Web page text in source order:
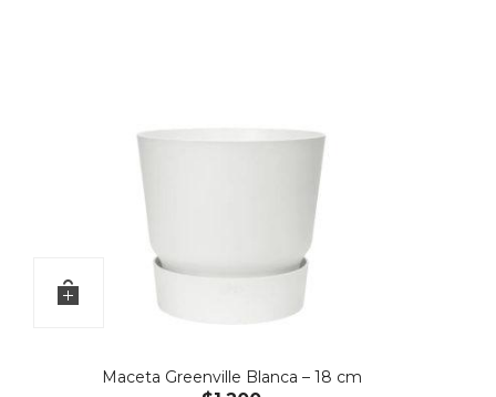
Maceta Greenville Blanca – 18 cm